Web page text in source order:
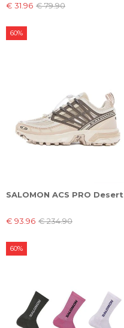
€ 31.96 € 79.90
SALOMON ACS PRO Desert
€ 93.96 € 234.90
60%
60%